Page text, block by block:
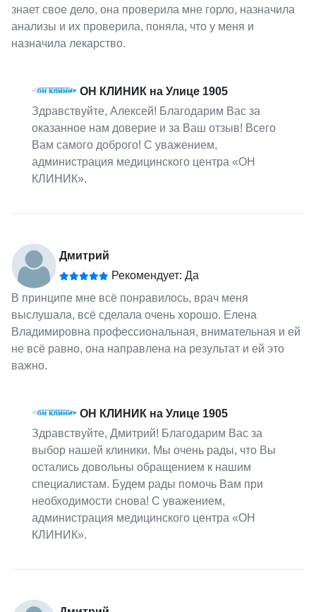
знает свое дело, она проверила мне горло, назначила
анализы и их проверила, поняла, что у меня и
назначила лекарство.
ОН КЛИНИК на Улице 1905
Здравствуйте, Алексей! Благодарим Вас за
оказанное нам доверие и за Ваш отзыв! Всего
Вам самого доброго! С уважением,
администрация медицинского центра «ОН
КЛИНИК».
Дмитрий
Рекомендует: Да
В принципе мне всё понравилось, врач меня
выслушала, всё сделала очень хорошо. Елена
Владимировна профессиональная, внимательная и ей
не всё равно, она направлена на результат и ей это
важно.
ОН КЛИНИК на Улице 1905
Здравствуйте, Дмитрий! Благодарим Вас за
выбор нашей клиники. Мы очень рады, что Вы
остались довольны обращением к нашим
специалистам. Будем рады помочь Вам при
необходимости снова! С уважением,
администрация медицинского центра «ОН
КЛИНИК».